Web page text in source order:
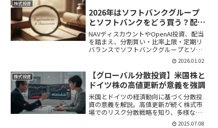
株式投資
2026年はソフトバンクグループ
とソフトバンクをどう買う？配当
×NAVで考えるリスク管理
NAVディスカウントやOpenAI投資、配当
を踏まえ、分割買い・比率上限・定期リ
バランスでソフトバンクグループとソフ
トバンクの買い方とリスク管理を解説
2026.01.02
株式投資
【グローバル分散投資】米国株と
ドイツ株の高値更新が意義を強調
米国とドイツの経済動向に基づく分散投
資の意義を解説。高値更新が続く株式市
場でのリスク分散戦略を知り、多様な投
資を実現。資産形成の未来を考える記
2025.07.08